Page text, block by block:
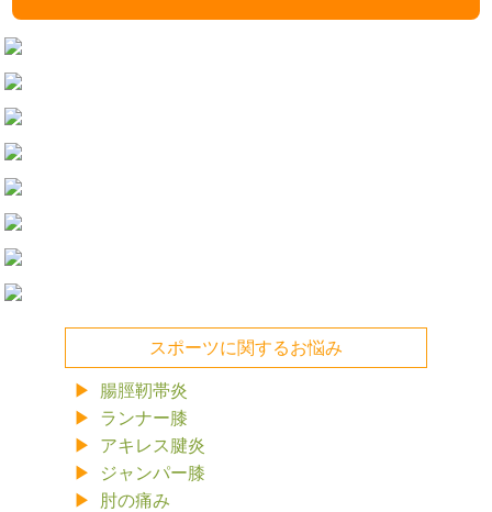
スポーツに関するお悩み
腸脛靭帯炎
ランナー膝
アキレス腱炎
ジャンパー膝
肘の痛み